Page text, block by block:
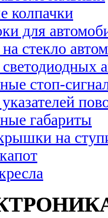
колпачки
для
стекло
стоп-
габариты
на